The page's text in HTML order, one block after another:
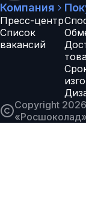
Компания
Пресс-центр
Список
вакансий
Copyright 2026
«Росшоколад»